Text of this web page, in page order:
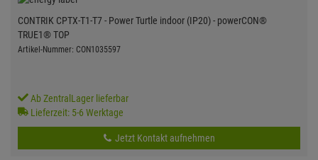
CONTRIK CPTX-T1-T7 - Power Turtle indoor (IP20) - powerCON®
TRUE1® TOP
Artikel-Nummer: CON1035597
Ab ZentralLager lieferbar
Lieferzeit: 5-6 Werktage
Jetzt Kontakt aufnehmen